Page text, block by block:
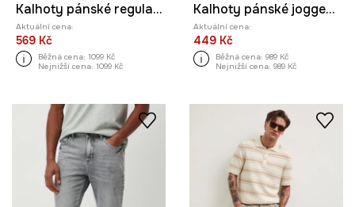
Kalhoty pánské regular, s jemným vzorem
Aktuální cena:
569 Kč
Běžná cena: 1099 Kč
Nejnižší cena: 1099 Kč
Kalhoty pánské jogger z diagonalu
Aktuální cena:
449 Kč
Běžná cena: 989 Kč
Nejnižší cena: 989 Kč